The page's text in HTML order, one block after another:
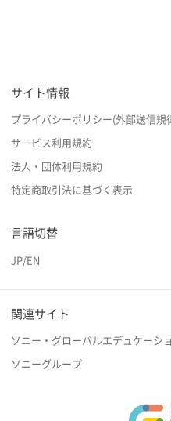
サイト情報
プライバシーポリシー(外部送信規
サービス利用規約
法人・団体利用規約
特定商取引法に基づく表示
言語切替
JP/EN
関連サイト
ソニー・グローバルエデュケーシ
ソニーグループ